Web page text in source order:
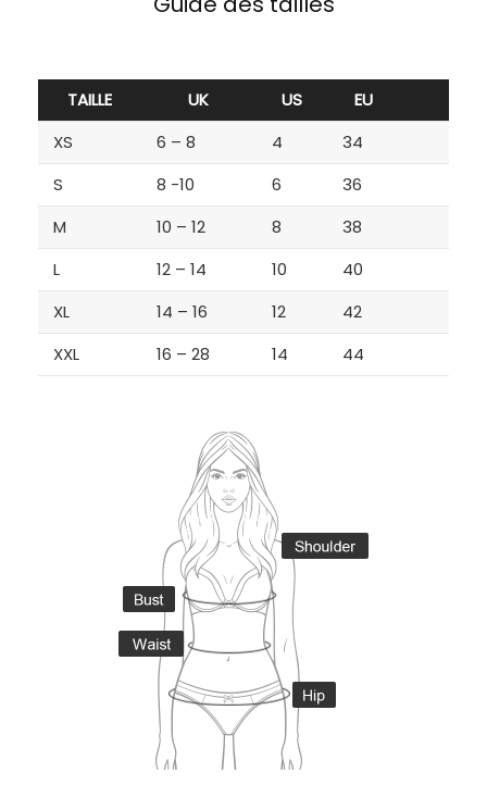
TAILLE UK US
EU
XS
6 – 8 4
34
S
8 -10 6
36
M
10 – 12 8
38
L
12 – 14 10
40
XL
14 – 16 12
42
XXL
16 – 28 14 44